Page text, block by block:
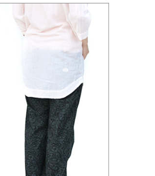
肌触りが気持ちいい♪ 爽やかな白がポイント☆